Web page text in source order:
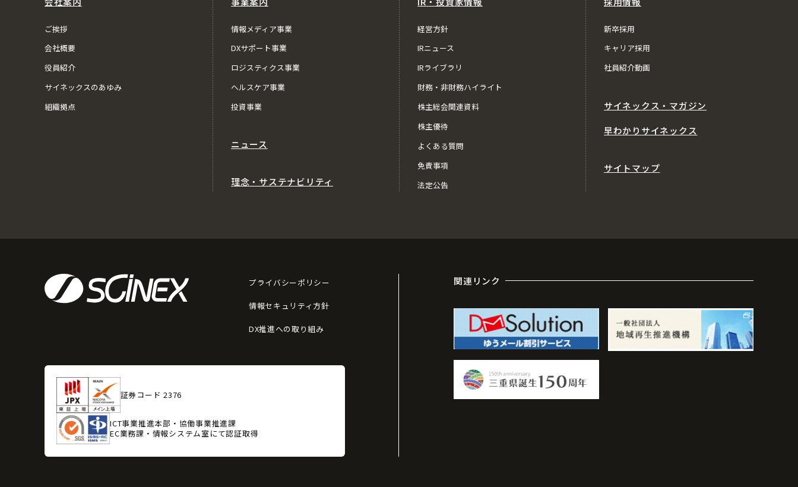
ご挨拶
会社概要
役員紹介
サイネックスのあゆみ
組織拠点
情報メディア事業
DXサポート事業
ロジスティクス事業
ヘルスケア事業
投資事業
ニュース
理念・サステナビリティ
経営方針
IRニュース
IRライブラリ
財務・非財務ハイライト
株主総会関連資料
株主優待
よくある質問
免責事項
法定公告
新卒採用
キャリア採用
社員紹介動画
サイネックス・マガジン
早わかりサイネックス
サイトマップ
プライバシーポリシー
情報セキュリティ方針
DX推進への取り組み
証券コード 2376
ICT事業推進本部・協働事業推進課
EC業務課・情報システム室にて認証取得
関連リンク